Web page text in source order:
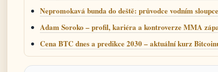
Nepromokavá bunda do deště: průvodce vodním
Adam Soroko – profil, kariéra a kontroverze MMA
Cena BTC dnes a predikce 2030 – aktuální kurz